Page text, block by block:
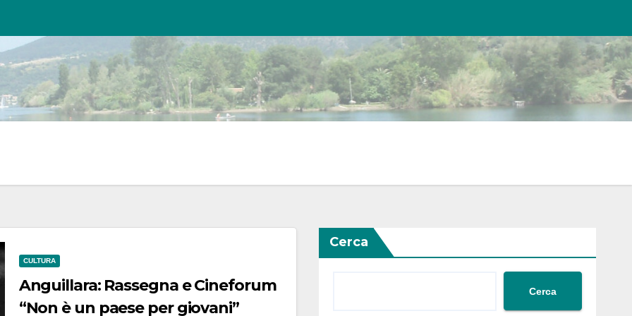
CULTURA
Anguillara: Rassegna e Cineforum
“Non è un paese per giovani”
Cerca
Cerca